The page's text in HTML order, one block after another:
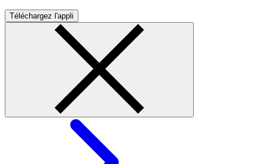
Téléchargez l'appli